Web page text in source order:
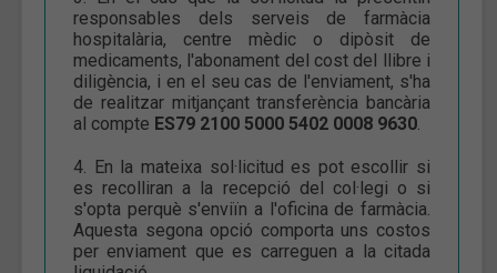
responsables dels serveis de farmàcia
hospitalària, centre mèdic o dipòsit de
medicaments, l'abonament del cost del llibre i
diligència, i en el seu cas de l'enviament, s'ha
de realitzar mitjançant transferència bancària
al compte ES79 2100 5000 5402 0008 9630.
4. En la mateixa sol·licitud es pot escollir si
es recolliran a la recepció del col·legi o si
s'opta perquè s'enviïn a l'oficina de farmàcia.
Aquesta segona opció comporta uns costos
per enviament que es carreguen a la citada